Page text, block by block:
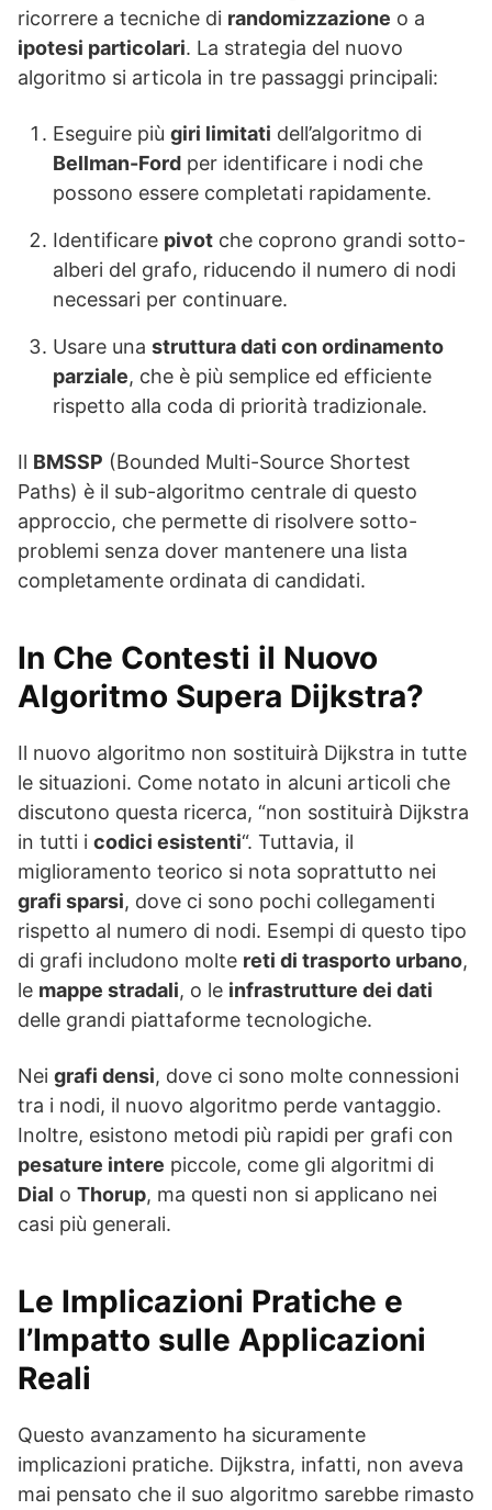
ricorrere a tecniche di randomizzazione o a
ipotesi particolari. La strategia del nuovo
algoritmo si articola in tre passaggi principali:
Eseguire più giri limitati dell’algoritmo di
Bellman-Ford per identificare i nodi che
possono essere completati rapidamente.
Identificare pivot che coprono grandi sotto-
alberi del grafo, riducendo il numero di nodi
necessari per continuare.
Usare una struttura dati con ordinamento
parziale, che è più semplice ed efficiente
rispetto alla coda di priorità tradizionale.
Il BMSSP (Bounded Multi-Source Shortest
Paths) è il sub-algoritmo centrale di questo
approccio, che permette di risolvere sotto-
problemi senza dover mantenere una lista
completamente ordinata di candidati.
In Che Contesti il Nuovo
Algoritmo Supera Dijkstra?
Il nuovo algoritmo non sostituirà Dijkstra in tutte
le situazioni. Come notato in alcuni articoli che
discutono questa ricerca, “non sostituirà Dijkstra
in tutti i codici esistenti“. Tuttavia, il
miglioramento teorico si nota soprattutto nei
grafi sparsi, dove ci sono pochi collegamenti
rispetto al numero di nodi. Esempi di questo tipo
di grafi includono molte reti di trasporto urbano,
le mappe stradali, o le infrastrutture dei dati
delle grandi piattaforme tecnologiche.
Nei grafi densi, dove ci sono molte connessioni
tra i nodi, il nuovo algoritmo perde vantaggio.
Inoltre, esistono metodi più rapidi per grafi con
pesature intere piccole, come gli algoritmi di
Dial o Thorup, ma questi non si applicano nei
casi più generali.
Le Implicazioni Pratiche e
l’Impatto sulle Applicazioni
Reali
Questo avanzamento ha sicuramente
implicazioni pratiche. Dijkstra, infatti, non aveva
mai pensato che il suo algoritmo sarebbe rimasto